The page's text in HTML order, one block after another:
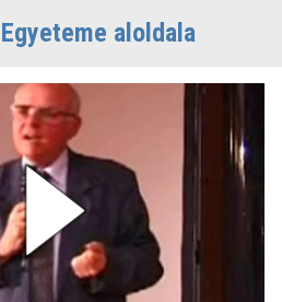
aloldala